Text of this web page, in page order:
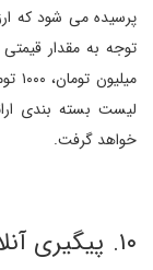
پرسیده می شود که
لیست بسته بندی
خواهد گرفت.
۱۰. پیگیری